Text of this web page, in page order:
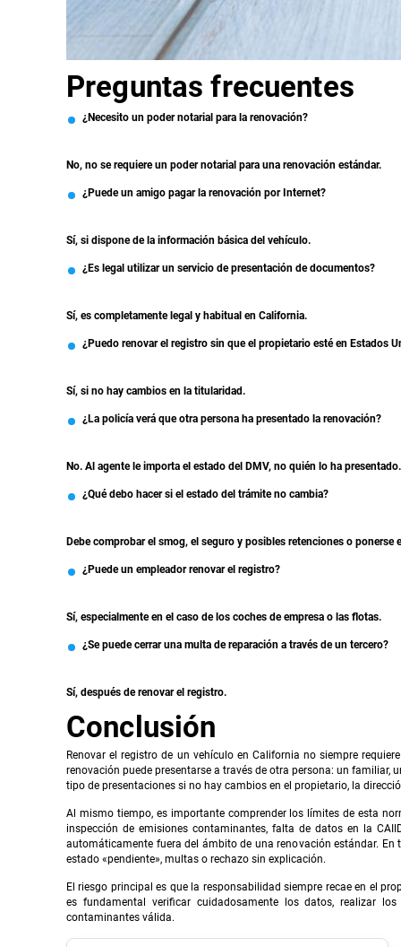
Preguntas frecuentes
¿Necesito un poder notarial para la renovación?
No, no se requiere un poder notarial para una renovación estándar.
¿Puede un amigo pagar la renovación por Internet?
Sí, si dispone de la información básica del vehículo.
¿Es legal utilizar un servicio de presentación de documentos?
Sí, es completamente legal y habitual en California.
¿Puedo renovar el registro sin que el propietario esté en Estados
Sí, si no hay cambios en la titularidad.
¿La policía verá que otra persona ha presentado la renovación?
No. Al agente le importa el estado del DMV, no quién lo ha presentado.
¿Qué debo hacer si el estado del trámite no cambia?
Debe comprobar el smog, el seguro y posibles retenciones o ponerse
¿Puede un empleador renovar el registro?
Sí, especialmente en el caso de los coches de empresa o las flotas.
¿Se puede cerrar una multa de reparación a través de un tercero?
Sí, después de renovar el registro.
Conclusión
Renovar el registro de un vehículo en California no siempre
renovación puede presentarse a través de otra persona: un familiar,
tipo de presentaciones si no hay cambios en el propietario, la
Al mismo tiempo, es importante comprender los límites de esta
inspección de emisiones contaminantes, falta de datos en la
automáticamente fuera del ámbito de una renovación estándar.
estado «pendiente», multas o rechazo sin explicación.
El riesgo principal es que la responsabilidad siempre recae en el
es fundamental verificar cuidadosamente los datos, realizar
contaminantes válida.